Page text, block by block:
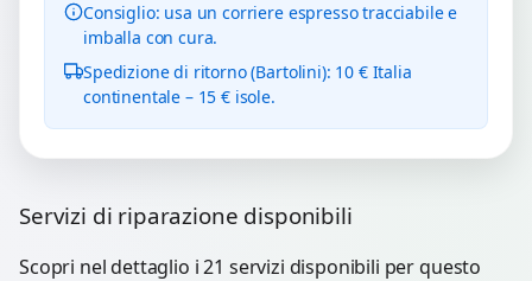
Consiglio: usa un corriere espresso tracciabile e
imballa con cura.
Spedizione di ritorno (Bartolini): 10 € Italia
continentale – 15 € isole.
Servizi di riparazione disponibili
Scopri nel dettaglio i 21 servizi disponibili per questo